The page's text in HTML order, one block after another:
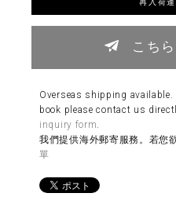
こち
Overseas shipping
book please contact us
inquiry form
我們提供海外郵寄服務。若您
單